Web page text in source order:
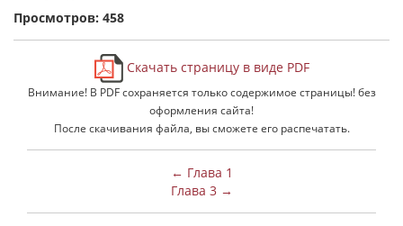
Просмотров: 458
Скачать страницу в виде PDF
Внимание! В PDF сохраняется только содержимое страницы! без
оформления сайта!
После скачивания файла, вы сможете его распечатать.
← Глава 1
Глава 3 →